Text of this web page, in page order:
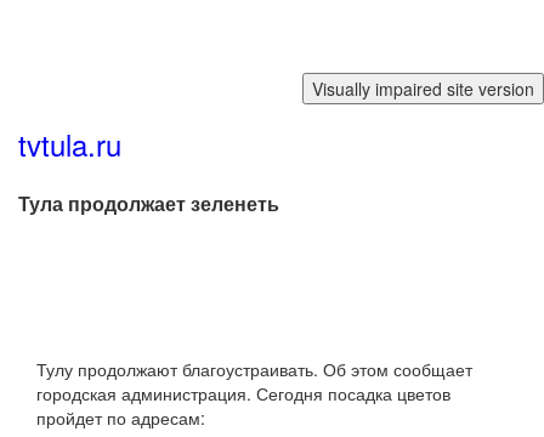
tvtula.ru
Тула продолжает зеленеть
Тулу продолжают благоустраивать. Об этом сообщает
городская администрация. Сегодня посадка цветов
пройдет по адресам: